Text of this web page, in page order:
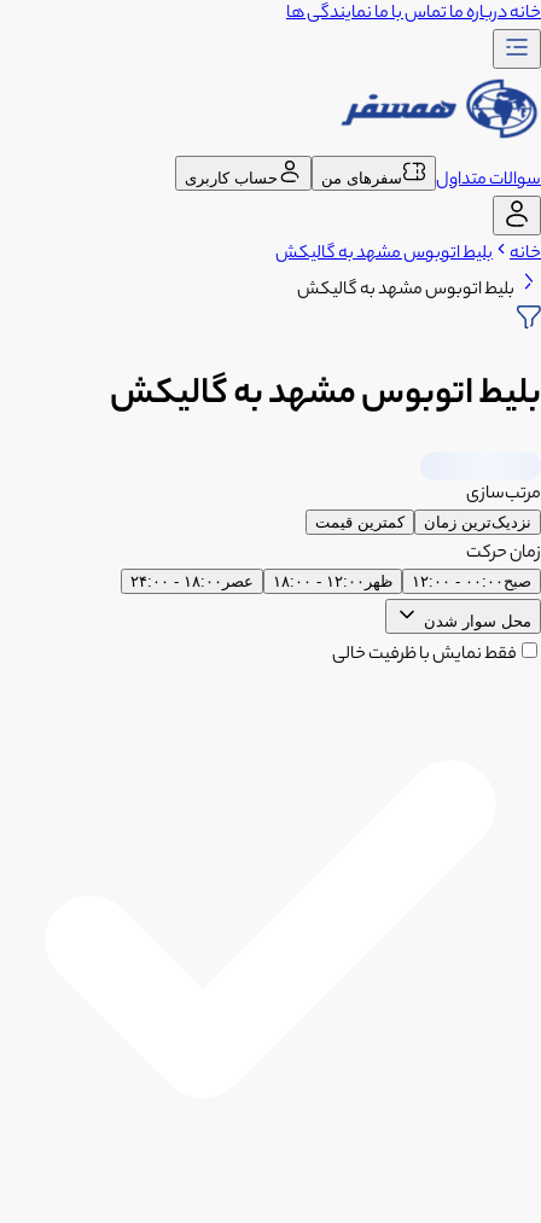
خانهدرباره ماتماس با مانمایندگی ها
سوالات متداول سفرهای من حساب کاربری
خانه بلیط اتوبوس مشهد به گالیکش
بلیط اتوبوس مشهد به گالیکش
بلیط اتوبوس مشهد به گالیکش
مرتب‌سازی
نزدیک‌ترین زمان کمترین قیمت
زمان حرکت
صبح ۰۰:۰۰ - ۱۲:۰۰ ظهر ۱۲:۰۰ - ۱۸:۰۰ عصر ۱۸:۰۰ - ۲۴:۰۰
محل سوار شدن
فقط نمایش با ظرفیت خالی